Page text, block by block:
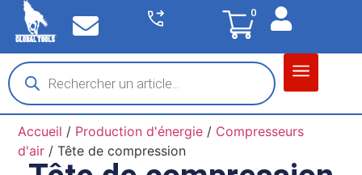
0
Accueil / Production d'énergie / Compresseurs
d'air / Tête de compression